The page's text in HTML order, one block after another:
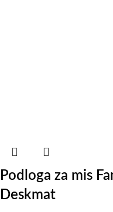
Podloga za mis
Deskmat